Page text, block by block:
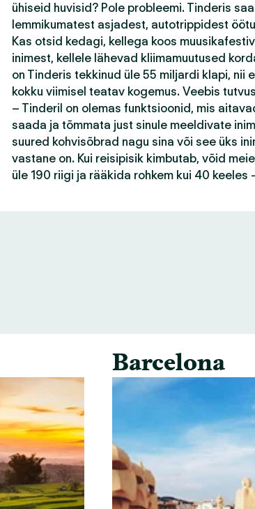
ühiseid huvisid? Pole probleemi. Tinderis
lemmikumatest asjadest, autotrippidest
Kas otsid kedagi, kellega koos
inimest, kellele lähevad kliimamuutused
on Tinderis tekkinud üle 55 miljardi klapi, nii
kokku viimisel teatav kogemus. Veebis
– Tinderil on olemas funktsioonid, mis
saada ja tõmmata just sinule meeldivate
suured kohvisõbrad nagu sina või see üks
vastane on. Kui reisipisik kimbutab, võid
üle 190 riigi ja rääkida rohkem kui 40 keeles
Barcelona